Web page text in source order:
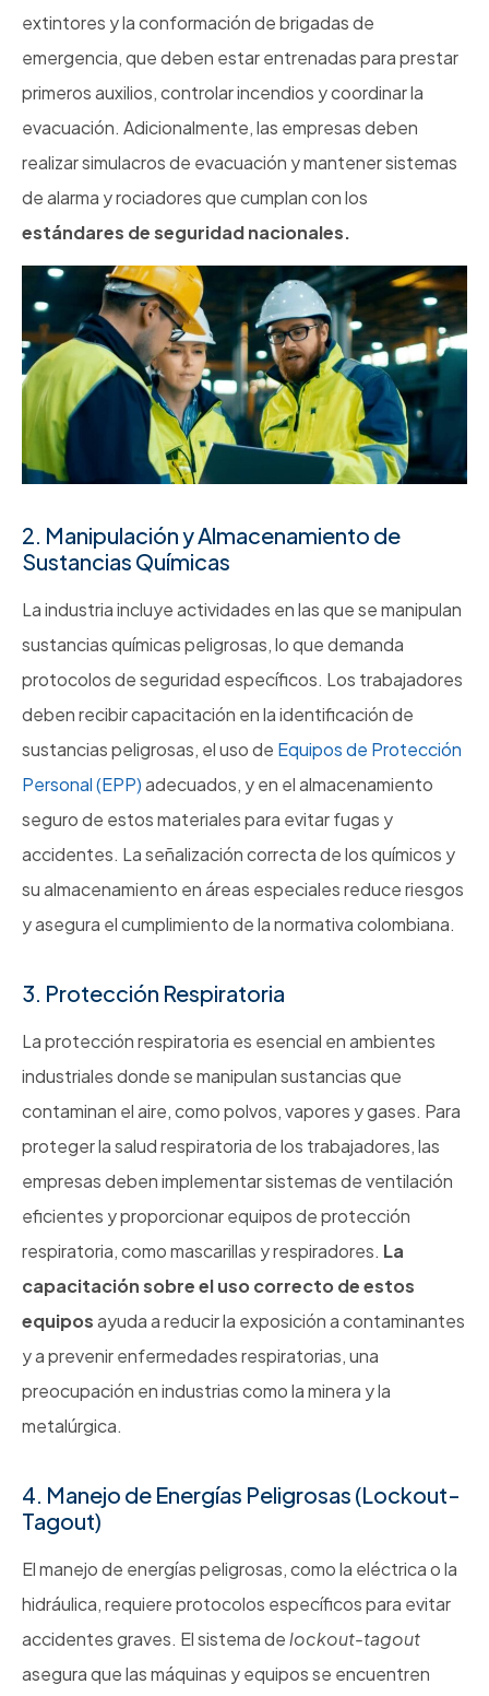
extintores y la conformación de brigadas de
emergencia, que deben estar entrenadas para prestar
primeros auxilios, controlar incendios y coordinar la
evacuación. Adicionalmente, las empresas deben
realizar simulacros de evacuación y mantener sistemas
de alarma y rociadores que cumplan con los
estándares de seguridad nacionales.
2. Manipulación y Almacenamiento de
Sustancias Químicas
La industria incluye actividades en las que se manipulan
sustancias químicas peligrosas, lo que demanda
protocolos de seguridad específicos. Los trabajadores
deben recibir capacitación en la identificación de
sustancias peligrosas, el uso de Equipos de Protección
Personal (EPP)adecuados, y en el almacenamiento
seguro de estos materiales para evitar fugas y
accidentes. La señalización correcta de los químicos y
su almacenamiento en áreas especiales reduce riesgos
y asegura el cumplimiento de la normativa colombiana.
3. Protección Respiratoria
La protección respiratoria es esencial en ambientes
industriales donde se manipulan sustancias que
contaminan el aire, como polvos, vapores y gases. Para
proteger la salud respiratoria de los trabajadores, las
empresas deben implementar sistemas de ventilación
eficientes y proporcionar equipos de protección
respiratoria, como mascarillas y respiradores. La
capacitación sobre el uso correcto de estos
equiposayuda a reducir la exposición a contaminantes
y a prevenir enfermedades respiratorias, una
preocupación en industrias como la minera y la
metalúrgica.
4. Manejo de Energías Peligrosas (Lockout-
Tagout)
El manejo de energías peligrosas, como la eléctrica o la
hidráulica, requiere protocolos específicos para evitar
accidentes graves. El sistema delockout-tagout
asegura que las máquinas y equipos se encuentren